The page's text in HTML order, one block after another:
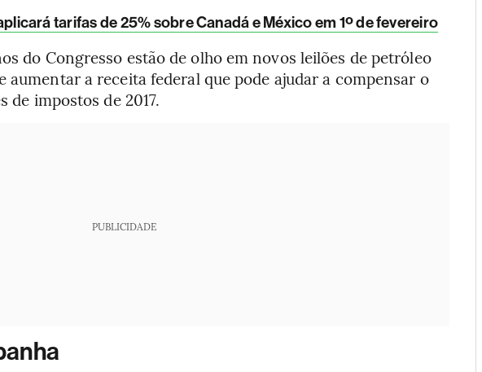
tarifas de 25% sobre Canadá e México em 1º de fevereiro
do Congresso estão de olho em novos leilões de petróleo
aumentar a receita federal que pode ajudar a compensar o
de impostos de 2017.
PUBLICIDADE